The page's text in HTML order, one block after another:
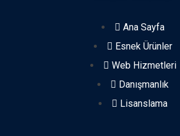
Ana Sayfa
Esnek Ürünler
Web Hizmetleri
Danışmanlık
Lisanslama